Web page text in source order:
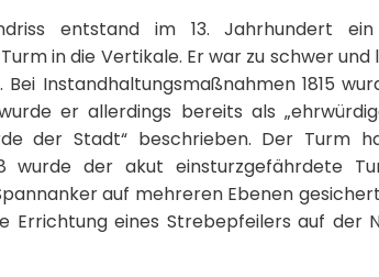
entstand im 13. Jahrhundert
in die Vertikale. Er war zu schwer und
Instandhaltungsmaßnahmen 1815
er allerdings bereits als
der Stadt“ beschrieben. Der Turm
wurde der akut einsturzgefährdete
auf mehreren Ebenen
Errichtung eines Strebepfeilers auf der